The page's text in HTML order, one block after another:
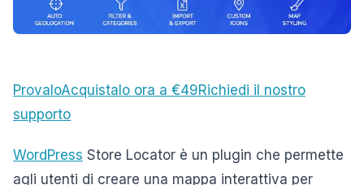
ProvaloAcquistalo ora a €49Richiedi il nostro
supporto
WordPress Store Locator è un plugin che permette
agli utenti di creare una mappa interattiva per